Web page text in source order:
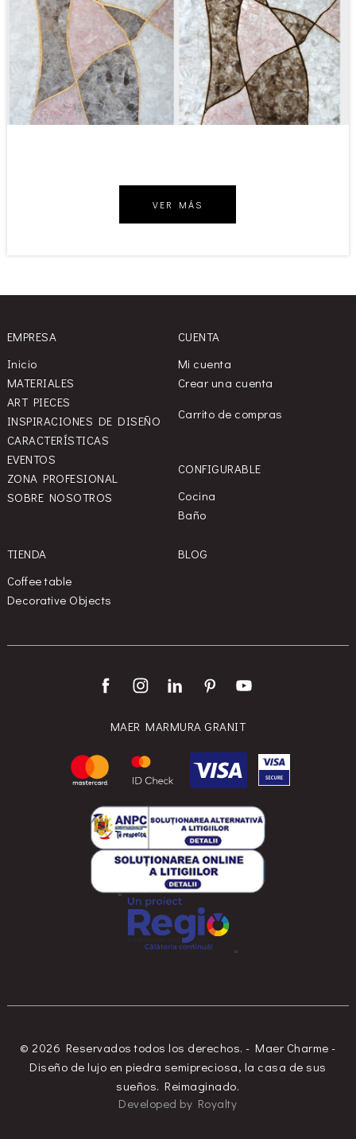
VER MÁS
EMPRESA
Inicio
MATERIALES
ART PIECES
INSPIRACIONES DE DISEÑO
CARACTERÍSTICAS
EVENTOS
ZONA PROFESIONAL
SOBRE NOSOTROS
CUENTA
Mi cuenta
Crear una cuenta
Carrito de compras
CONFIGURABLE
Cocina
Baño
TIENDA
Coffee table
Decorative Objects
BLOG
MAER MARMURA GRANIT
© 2026 Reservados todos los derechos. - Maer Charme -
Diseño de lujo en piedra semipreciosa, la casa de sus
sueños. Reimaginado.
Developed by Royalty